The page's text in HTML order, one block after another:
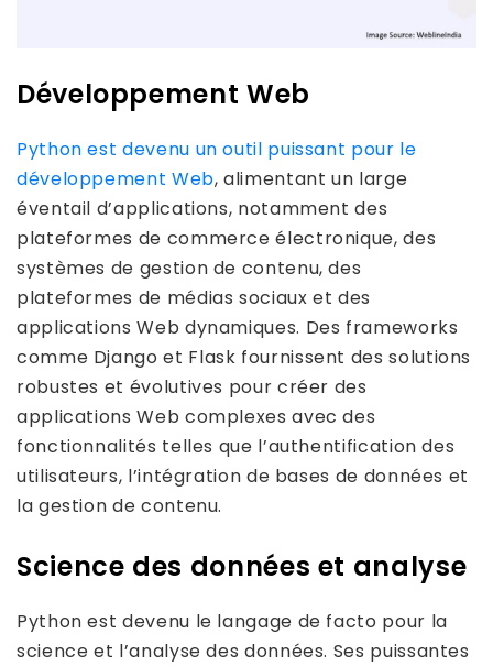
Développement Web
Python est devenu un outil puissant pour le
développement Web, alimentant un large
éventail d’applications, notamment des
plateformes de commerce électronique, des
systèmes de gestion de contenu, des
plateformes de médias sociaux et des
applications Web dynamiques. Des frameworks
comme Django et Flask fournissent des solutions
robustes et évolutives pour créer des
applications Web complexes avec des
fonctionnalités telles que l’authentification des
utilisateurs, l’intégration de bases de données et
la gestion de contenu.
Science des données et analyse
Python est devenu le langage de facto pour la
science et l’analyse des données. Ses puissantes